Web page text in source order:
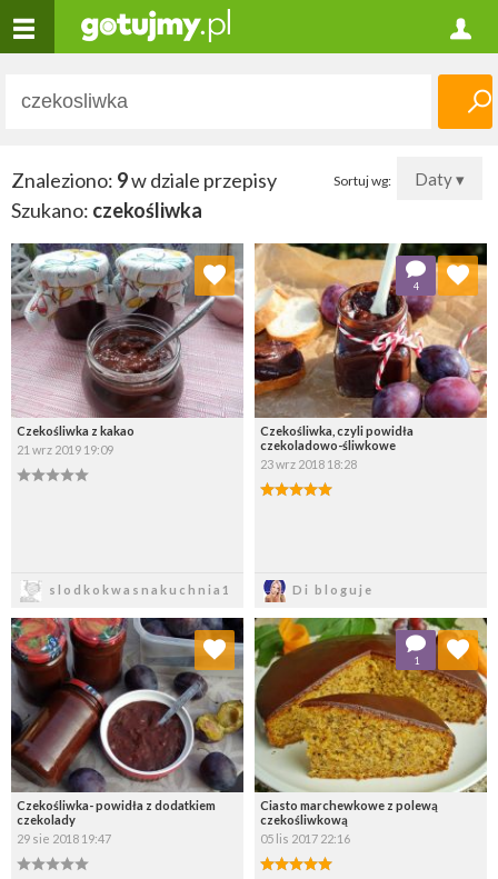
Sortuj wg: Daty ▾
Znaleziono: 9w dziale przepisy
Szukano: czekośliwka
Czekośliwka z kakao
21 wrz 2019 19:09
slodkokwasnakuchnia1
Dodaj do ulubionych
Wybierz listę:
Czekośliwka, czyli powidła
czekoladowo-śliwkowe
23 wrz 2018 18:28
Di bloguje
4
Dodaj do ulubionych
Wybierz listę:
Czekośliwka- powidła z dodatkiem
czekolady
29 sie 2018 19:47
Dodaj do ulubionych
Wybierz listę:
Ciasto marchewkowe z polewą
czekośliwkową
05 lis 2017 22:16
1
Dodaj do ulubionych
Wybierz listę: